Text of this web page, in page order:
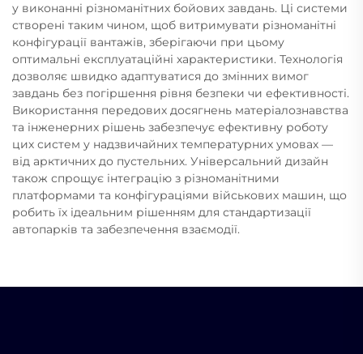
у виконанні різноманітних бойових завдань. Ці системи
створені таким чином, щоб витримувати різноманітні
конфігурації вантажів, зберігаючи при цьому
оптимальні експлуатаційні характеристики. Технологія
дозволяє швидко адаптуватися до змінних вимог
завдань без погіршення рівня безпеки чи ефективності.
Використання передових досягнень матеріалознавства
та інженерних рішень забезпечує ефективну роботу
цих систем у надзвичайних температурних умовах —
від арктичних до пустельних. Універсальний дизайн
також спрощує інтеграцію з різноманітними
платформами та конфігураціями військових машин, що
робить їх ідеальним рішенням для стандартизації
автопарків та забезпечення взаємодії.